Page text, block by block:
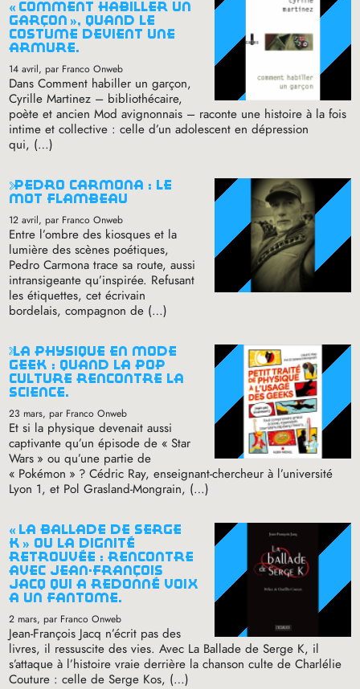
« comment habiller un
garçon », quand le
costume devient une
armure.
14 avril, par Franco Onweb
Dans Comment habiller un garçon,
Cyrille Martinez – bibliothécaire,
poète et ancien Mod avignonnais – raconte une histoire à la fois
intime et collective : celle d’un adolescent en dépression
qui, (…)
pedro carmona : le
mot flambeau
12 avril, par Franco Onweb
Entre l’ombre des kiosques et la
lumière des scènes poétiques,
Pedro Carmona trace sa route, aussi
intransigeante qu’inspirée. Refusant
les étiquettes, cet écrivain
bordelais, compagnon de (…)
la physique en mode
geek : quand la pop
culture rencontre la
science.
23 mars, par Franco Onweb
Et si la physique devenait aussi
captivante qu’un épisode de « Star
Wars » ou qu’une partie de
« Pokémon » ? Cédric Ray, enseignant-chercheur à l’université
Lyon 1, et Pol Grasland-Mongrain, (…)
« la ballade de serge
k » ou la dignité
retrouvée : rencontre
avec jean-françois
jacq qui a redonné voix
à un fantôme.
2 mars, par Franco Onweb
Jean-François Jacq n’écrit pas des
livres, il ressuscite des vies. Avec La Ballade de Serge K, il
s’attaque à l’histoire vraie derrière la chanson culte de Charlélie
Couture : celle de Serge Kos, (…)